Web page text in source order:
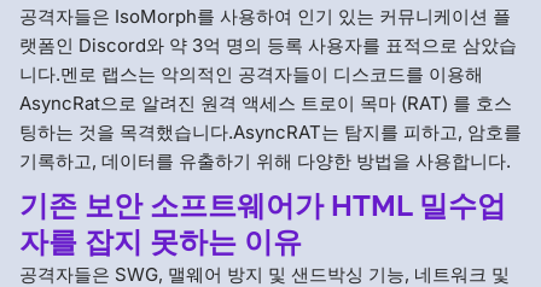
공격자들은 IsoMorph를 사용하여 인기 있는 커뮤니케이션 플
랫폼인 Discord와 약 3억 명의 등록 사용자를 표적으로 삼았습
니다.멘로 랩스는 악의적인 공격자들이 디스코드를 이용해
AsyncRat으로 알려진 원격 액세스 트로이 목마 (RAT) 를 호스
팅하는 것을 목격했습니다.AsyncRAT는 탐지를 피하고, 암호를
기록하고, 데이터를 유출하기 위해 다양한 방법을 사용합니다.
기존 보안 소프트웨어가 HTML 밀수업
자를 잡지 못하는 이유
공격자들은 SWG, 맬웨어 방지 및 샌드박싱 기능, 네트워크 및